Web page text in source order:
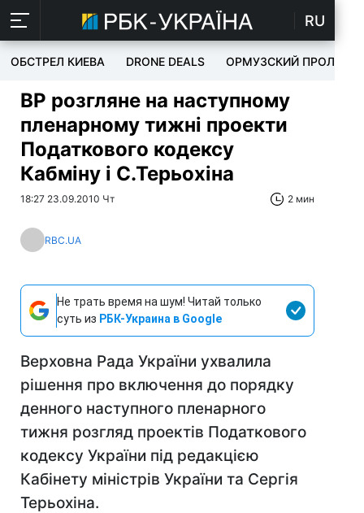
RU
ОБСТРЕЛ КИЕВА DRONE DEALS ОРМУЗСКИЙ ПРОЛИВ
ВР розгляне на наступному
пленарному тижні проекти
Податкового кодексу
Кабміну і С.Терьохіна
18:27 23.09.2010 Чт 2 мин
RBC.UA
Не трать время на шум! Читай только
суть из РБК-Украина в Google
Верховна Рада України ухвалила
рішення про включення до порядку
денного наступного пленарного
тижня розгляд проектів Податкового
кодексу України під редакцією
Кабінету міністрів України та Сергія
Терьохіна.